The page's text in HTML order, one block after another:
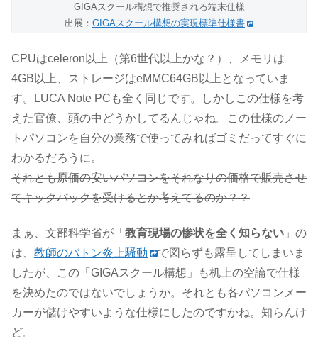
GIGAスクール構想で推奨される端末仕様
出展： GIGAスクール構想の実現標準仕様書
CPUはceleron以上（第6世代以上かな？）、メモリは
4GB以上、ストレージはeMMC64GB以上となっていま
す。LUCA Note PCも全く同じです。しかしこの仕様を考
えた官僚、頭の中どうかしてるんじゃね。この仕様のノー
トパソコンを自分の業務で使ってみればゴミだってすぐに
わかるだろうに。
それとも原価の安いパソコンをそれなりの価格で販売させ
てキックバックを受けるとか考えてるのか？？
まぁ、文部科学省が「 教育現場の惨状を全く知らない 」の
は、 教師のバトン炎上騒動
で図らずも露呈してしまいま
したが、この「GIGAスクール構想」も机上の空論で仕様
を決めたのではないでしょうか。それとも各パソコンメー
カーが儲けやすいような仕様にしたのですかね。知らんけ
ど。